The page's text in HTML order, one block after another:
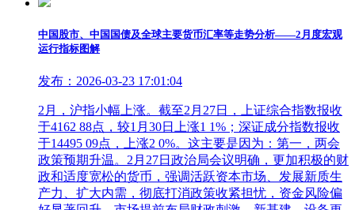
中国股市、中国国债及全球主要货币汇率等走势分析——2月度宏观
运行指标图解
发布：2026-03-23 17:01:04
2月，沪指小幅上涨。截至2月27日，上证综合指数报收
于4162 88点，较1月30日上涨1 1%；深证成分指数报收
于14495 09点，上涨2 0%。这主要是因为：第一，两会
政策预期升温。2月27日政治局会议明确，更加积极的财
政和适度宽松的货币，强调活跃资本市场、发展新质生
产力、扩大内需，彻底打消政策收紧担忧，资金风险偏